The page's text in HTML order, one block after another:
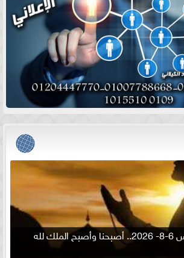
أذكار الصباح الخميس 6-8- 2026.. أصبحنا وأصبح الملك لله